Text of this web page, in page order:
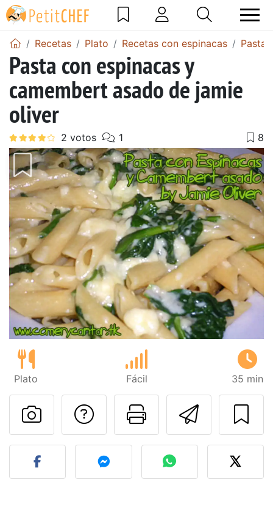
Recetas Plato Recetas con espinacas Pasta
Pasta con espinacas y
camembert asado de jamie
oliver
Plato Fácil 35 min
Imprimir
Preguntar al autor
Publicar la foto de esta